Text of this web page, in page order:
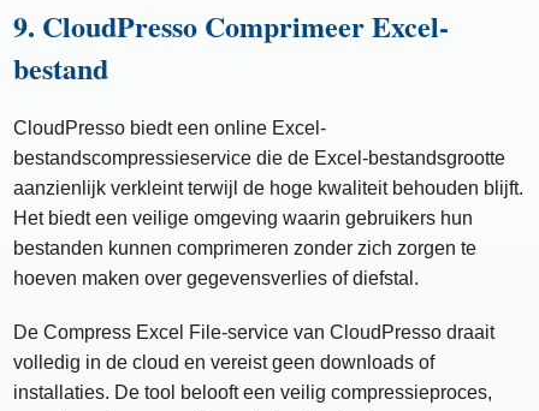
9. CloudPresso Comprimeer Excel-
bestand
CloudPresso biedt een online Excel-
bestandscompressieservice die de Excel-bestandsgrootte
aanzienlijk verkleint terwijl de hoge kwaliteit behouden blijft.
Het biedt een veilige omgeving waarin gebruikers hun
bestanden kunnen comprimeren zonder zich zorgen te
hoeven maken over gegevensverlies of diefstal.
De Compress Excel File-service van CloudPresso draait
volledig in de cloud en vereist geen downloads of
installaties. De tool belooft een veilig compressieproces,